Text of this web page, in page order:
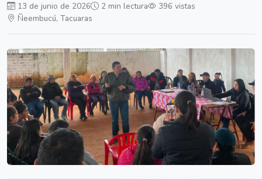
13 de junio de 2026 2 min lectura
396 vistas
Ñeembucú, Tacuaras